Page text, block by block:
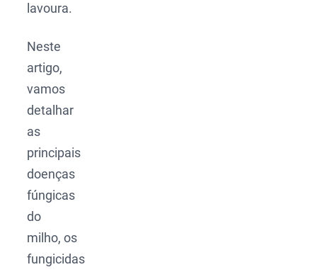
lavoura.
Neste
artigo,
vamos
detalhar
as
principais
doenças
fúngicas
do
milho, os
fungicidas